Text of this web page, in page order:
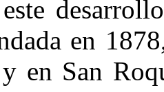
en
en San